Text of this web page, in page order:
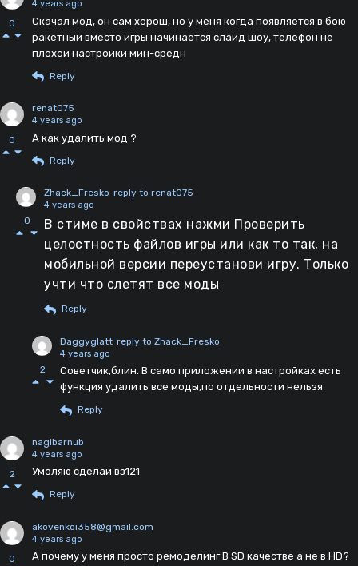
0
4 years ago
Скачал мод, он сам хорош, но у меня когда появляется в бою
ракетный вместо игры начинается слайд шоу, телефон не
плохой настройки мин-средн
Reply
0
renat075
4 years ago
А как удалить мод ?
Reply
0
Zhack_Fresko reply to renat075
4 years ago
В стиме в свойствах нажми Проверить
целостность файлов игры или как то так, на
мобильной версии переустанови игру. Только
учти что слетят все моды
Reply
2
Daggyglatt reply to Zhack_Fresko
4 years ago
Советчик,блин. В само приложении в настройках есть
функция удалить все моды,по отдельности нельзя
Reply
2
nagibarnub
4 years ago
Умоляю сделай вз121
Reply
0
akovenkoi358@gmail.com
4 years ago
А почему у меня просто ремоделинг В SD качестве а не в HD?